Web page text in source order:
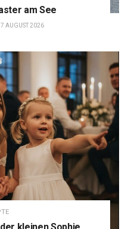
am See
7 AUGUST 2026